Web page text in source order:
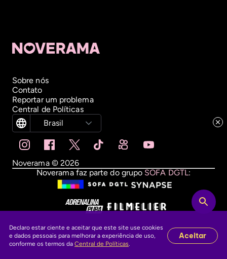
Declaro estar ciente e aceitar que este site use cookies
e dados pessoais para melhorar a experiência de uso,
conforme os termos da Central de Políticas.
Aceitar
Sobre nós
Contato
Reportar um problema
Central de Políticas
Brasil
Noverama © 2026
Noverama faz parte do grupo SOFA DGTL: